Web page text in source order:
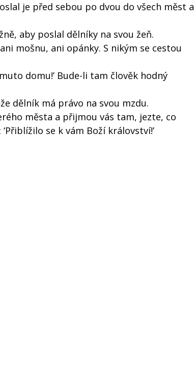
je před sebou po dvou do všech měst a
aby poslal dělníky na svou žeň.
mošnu, ani opánky. S nikým se cestou
domu!’ Bude-li tam člověk hodný
dělník má právo na svou mzdu.
města a přijmou vás tam, jezte, co
se k vám Boží království!’